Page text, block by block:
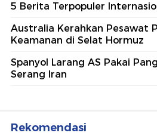
5 Berita Terpopuler
Australia Kerahkan Pesawat
Keamanan di Selat Hormuz
Spanyol Larang AS Pakai
Serang Iran
Rekomendasi